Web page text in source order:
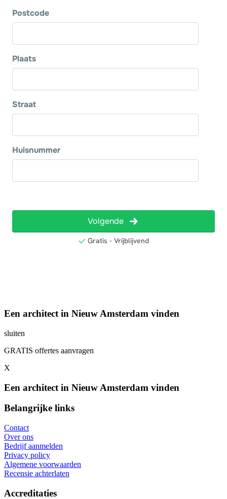
Een architect in Nieuw Amsterdam vinden
sluiten
GRATIS offertes aanvragen
X
Een architect in Nieuw Amsterdam vinden
Belangrijke links
Contact
Over ons
Bedrijf aanmelden
Privacy policy
Algemene voorwaarden
Recensie achterlaten
Accreditaties